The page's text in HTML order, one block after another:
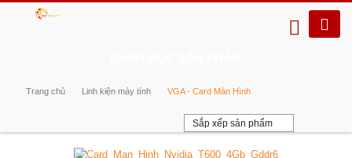
Trang chủ Linh kiện máy tính VGA - Card Màn Hình
Sắp xếp sản phẩm